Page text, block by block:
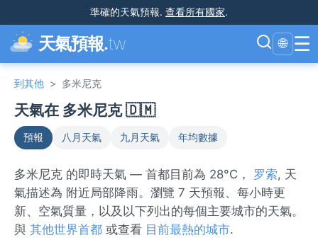
準確的天氣預報. 查看所有國家.
天氣預報.tw 🌐 ☰
到其他 > 多米尼克
天氣在 多米尼克 🇩🇲
預報 八月天氣 九月天氣 年均數據
多米尼克 的即時天氣 — 首都目前為 28°C， 罗索, 天
氣描述為 附近局部降雨。瀏覽 7 天預報、每小時更
新、空氣質量，以及以下列出的每個主要城市的天氣。
與 其他世界首都 或查看 目前最熱的城市.